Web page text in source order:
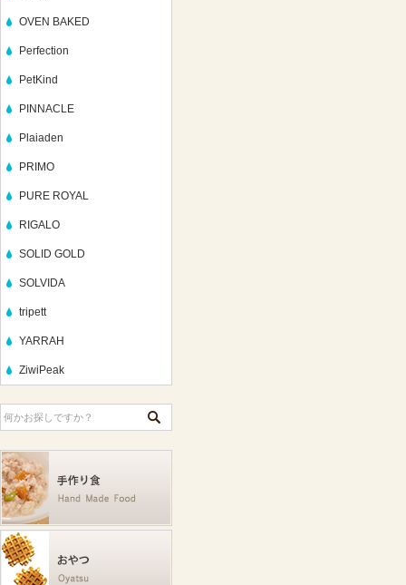
OVEN BAKED
Perfection
PetKind
PINNACLE
Plaiaden
PRIMO
PURE ROYAL
RIGALO
SOLID GOLD
SOLVIDA
tripett
YARRAH
ZiwiPeak